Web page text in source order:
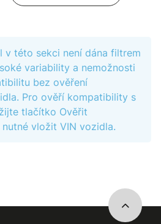
v této sekci není dána filtrem
variability a nemožnosti
bez ověření
Pro ověří kompatibility s
tlačítko Ověřit
vložit VIN vozidla.